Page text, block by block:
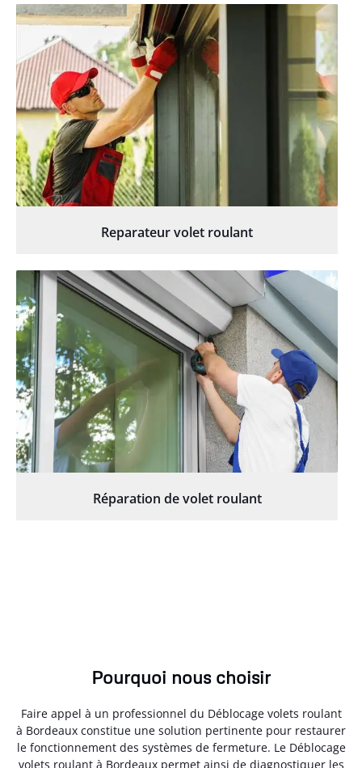
Reparateur volet roulant
Réparation de volet roulant
Pourquoi nous choisir
Faire appel à un professionnel du Déblocage volets roulant
à Bordeaux constitue une solution pertinente pour restaurer
le fonctionnement des systèmes de fermeture. Le Déblocage
volets roulant à Bordeaux permet ainsi de diagnostiquer les